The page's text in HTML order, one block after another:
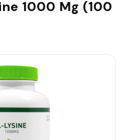
1000 Mg (100